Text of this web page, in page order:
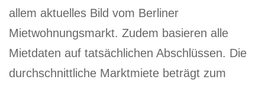
allem aktuelles Bild vom Berliner
Mietwohnungsmarkt. Zudem basieren alle
Mietdaten auf tatsächlichen Abschlüssen. Die
durchschnittliche Marktmiete beträgt zum